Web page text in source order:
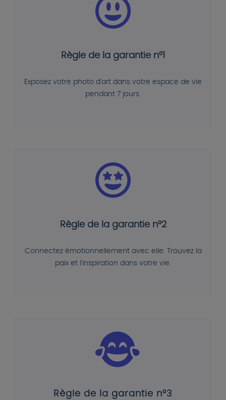
Règle de la garantie n°1
Exposez votre photo d'art dans votre espace de vie
pendant 7 jours.
Règle de la garantie n°2
Connectez émotionnellement avec elle. Trouvez la
paix et l'inspiration dans votre vie.
Règle de la garantie n°3